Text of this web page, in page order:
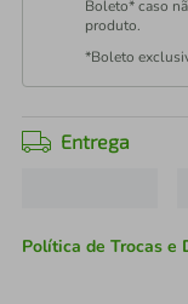
Boleto* caso
produto.
*Boleto
Entrega
Política de Trocas e